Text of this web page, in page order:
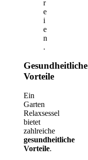
r
e
i
e
n
.
Gesundheitliche
Vorteile
Ein
Garten
Relaxsessel
bietet
zahlreiche
gesundheitliche
Vorteile.